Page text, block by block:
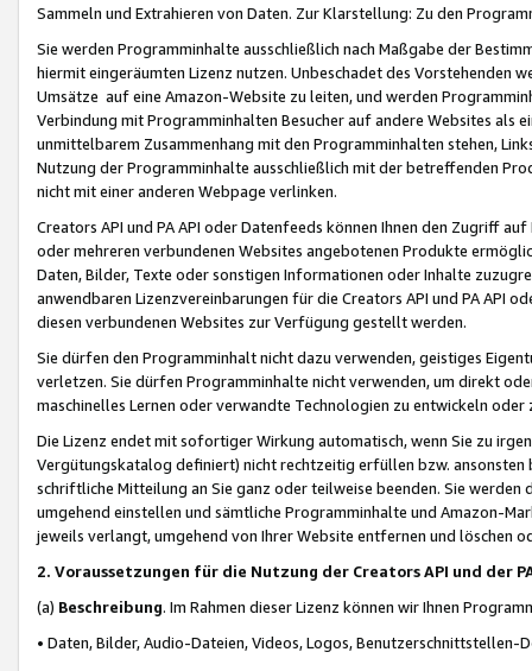
Sammeln und Extrahieren von Daten. Zur Klarstellung: Zu den
Sie werden Programminhalte ausschließlich nach Maßgabe der
hiermit eingeräumten Lizenz nutzen. Unbeschadet des Vorstehenden
Umsätze auf eine Amazon-Website zu leiten, und werden
Verbindung mit Programminhalten Besucher auf andere Websites als
unmittelbarem Zusammenhang mit den Programminhalten stehen,
Nutzung der Programminhalte ausschließlich mit der betreffenden
nicht mit einer anderen Webpage verlinken.
Creators API und PA API oder Datenfeeds können Ihnen den Zugriff
oder mehreren verbundenen Websites angebotenen Produkte
Daten, Bilder, Texte oder sonstigen Informationen oder Inhalte
anwendbaren Lizenzvereinbarungen für die Creators API und PA API
diesen verbundenen Websites zur Verfügung gestellt werden.
Sie dürfen den Programminhalt nicht dazu verwenden, geistiges
verletzen. Sie dürfen Programminhalte nicht verwenden, um direkt
maschinelles Lernen oder verwandte Technologien zu entwickeln
Die Lizenz endet mit sofortiger Wirkung automatisch, wenn Sie zu
Vergütungskatalog definiert) nicht rechtzeitig erfüllen bzw. ansonsten
schriftliche Mitteilung an Sie ganz oder teilweise beenden. Sie werden
umgehend einstellen und sämtliche Programminhalte und Amazon-
jeweils verlangt, umgehend von Ihrer Website entfernen und löschen
2. Voraussetzungen für die Nutzung der Creators API und der
(a) Beschreibung. Im Rahmen dieser Lizenz können wir Ihnen
• Daten, Bilder, Audio-Dateien, Videos, Logos, Benutzerschnittstellen-